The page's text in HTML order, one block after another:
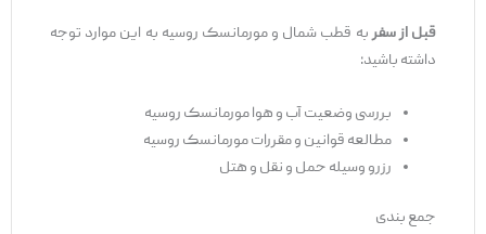
قبل از سفربه قطب شمال و مورمانسک روسیه به این موارد توجه
داشته باشید:
بررسی وضعیت آب و هوا مورمانسک روسیه
مطالعه قوانین و مقررات مورمانسک روسیه
رزرو وسیله حمل و نقل و هتل
جمع بندی